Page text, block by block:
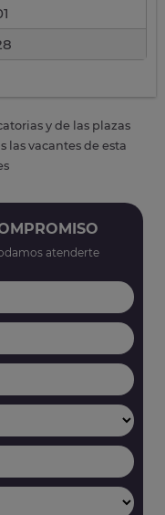
y de las plazas
las vacantes de esta
atenderte